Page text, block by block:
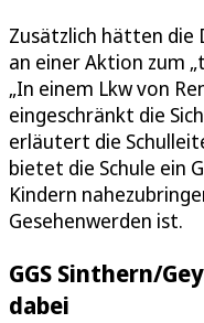
Zusätzlich hätten die
an einer Aktion zum
„In einem Lkw von
eingeschränkt die
erläutert die
bietet die Schule ein
Kindern
Gesehenwerden ist.
GGS Sinthern/
dabei